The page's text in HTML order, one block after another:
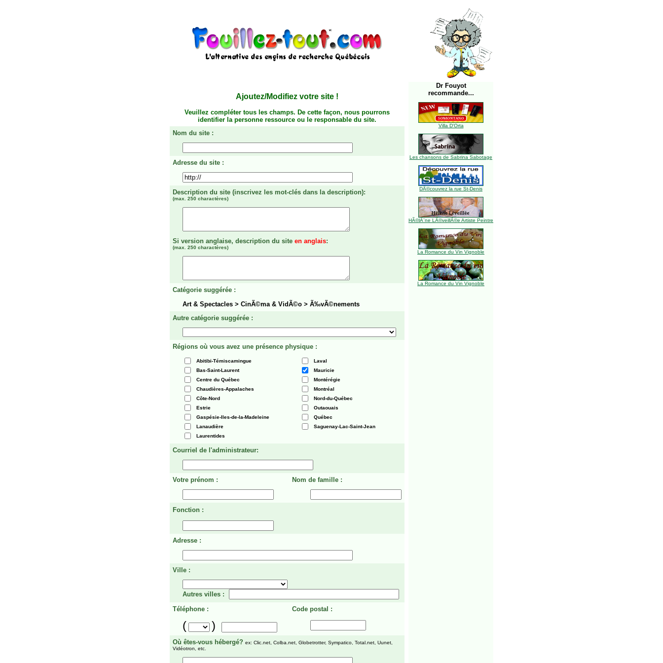
Ajoutez/Modifiez votre site !
Veuillez compléter tous les champs. De cette façon, nous pourrons
identifier la personne ressource ou le responsable du site.
Nom du site :
Adresse du site :
Description du site (inscrivez les mot-clés dans la description):
(max. 250 charactères)
Si version anglaise, description du site en anglais:
(max. 250 charactères)
Catégorie suggérée :
Art & Spectacles > CinÃ©ma & VidÃ©o > Ã‰vÃ©nements
Autre catégorie suggérée :
Régions où vous avez une présence physique :
Abitibi-Témiscamingue
Laval
Bas-Saint-Laurent
Mauricie
Centre du Québec
Montérégie
Chaudières-Appalaches
Montréal
Côte-Nord
Nord-du-Québec
Estrie
Outaouais
Gaspésie-Iles-de-la-Madeleine
Québec
Lanaudière
Saguenay-Lac-Saint-Jean
Laurentides
Courriel de l'administrateur:
Votre prénom : Nom de famille :
Fonction :
Adresse :
Ville :
Autres villes :
Téléphone :
Code postal :
( )
Où êtes-vous hébergé? ex: Clic.net, Colba.net, Globetrotter, Sympatico, Total.net, Uunet,
Vidéotron, etc.
Dr Fouyot
recommande...
Villa D'Orta
Les chansons de Sabrina Sabotage
DÃ©couvrez la rue St-Denis
HÃ©lÃ¨ne LÃ©veillÃ©e Artiste Peintre
La Romance du Vin Vignoble
La Romance du Vin Vignoble